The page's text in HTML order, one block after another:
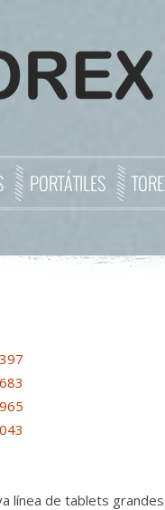
PORTÁTILES
línea de tablets